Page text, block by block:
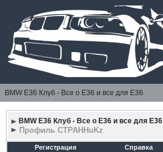
BMW E36 Клуб - Все о Е36 и все для Е36
BMW E36 Клуб - Все о Е36 и все для Е36
Профиль CTPAHHuKz
Регистрация Справка